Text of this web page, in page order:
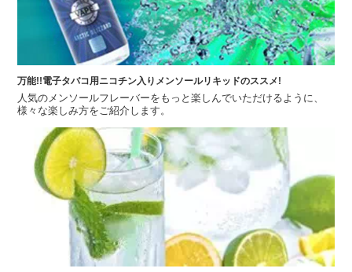
万能!!電子タバコ用ニコチン入りメンソールリキッドのススメ!
人気のメンソールフレーバーをもっと楽しんでいただけるように、
様々な楽しみ方をご紹介します。